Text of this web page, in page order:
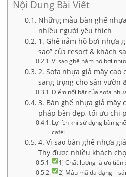
Nội Dung Bài Viết
Những mẫu bàn ghế
nhiều người yêu thích
1. Ghế nằm hồ bơi nhựa
sao” của resort & khách
Vì sao ghế nằm hồ bơi
2. Sofa nhựa giả mây cao
sang trọng cho sân vườn
Điểm nổi bật của sofa
3. Bàn ghế nhựa giả mây
pháp bền đẹp, tối ưu chi
Lợi ích khi sử dụng bàn
café:
4. Vì sao bàn ghế nhựa
Thy được nhiều khách
1) Chất lượng là ưu tiên
2) Mẫu mã đa dạng –